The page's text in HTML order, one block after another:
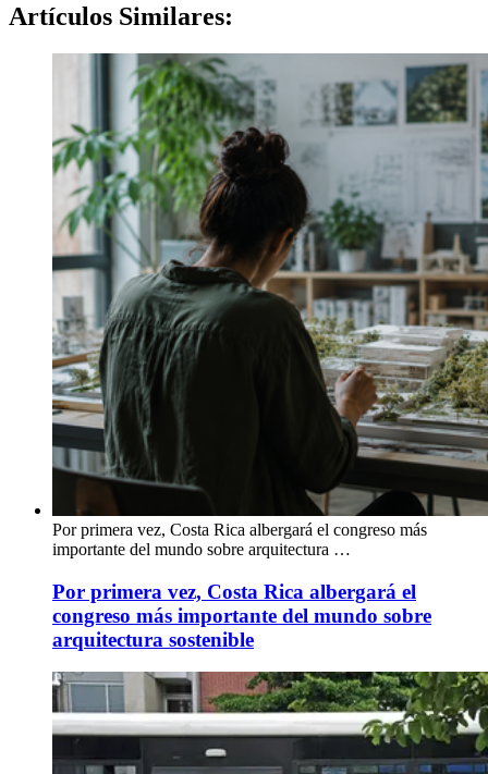
Artículos Similares:
Por primera vez, Costa Rica albergará el congreso más
importante del mundo sobre arquitectura …
Por primera vez, Costa Rica albergará el
congreso más importante del mundo sobre
arquitectura sostenible